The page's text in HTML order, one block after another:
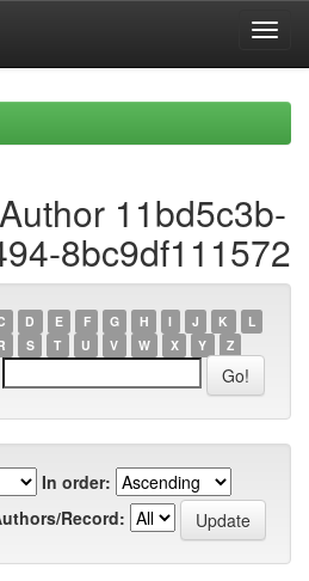
11bd5c3b-
8bc9df111572
D E F G H I J K
L
S T U V W X Y Z
In order:
Record: